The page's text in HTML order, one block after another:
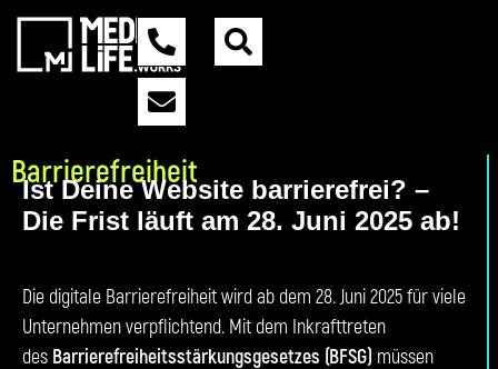
Barrierefreiheit
Ist Deine Website barrierefrei? –
Die Frist läuft am 28. Juni 2025 ab!
Die digitale Barrierefreiheit wird ab dem 28. Juni 2025 für viele
Unternehmen verpflichtend. Mit dem Inkrafttreten
des Barrierefreiheitsstärkungsgesetzes (BFSG) müssen